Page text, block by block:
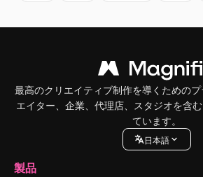
最高のクリエイティブ制作を導くための
エイター、企業、代理店、スタジオを含
ています。
日本語
製品